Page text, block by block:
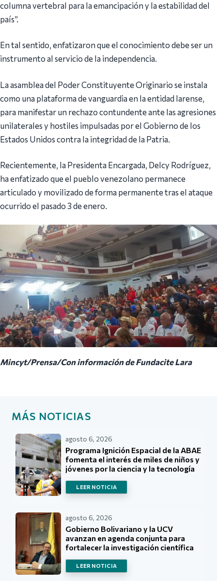
columna vertebral para la emancipación y la estabilidad del
país”.
En tal sentido, enfatizaron que el conocimiento debe ser un
instrumento al servicio de la independencia.
La asamblea del Poder Constituyente Originario se instala
como una plataforma de vanguardia en la entidad larense,
para manifestar un rechazo contundente ante las agresiones
unilaterales y hostiles impulsadas por el Gobierno de los
Estados Unidos contra la integridad de la Patria.
Recientemente, la Presidenta Encargada, Delcy Rodríguez,
ha enfatizado que el pueblo venezolano permanece
articulado y movilizado de forma permanente tras el ataque
ocurrido el pasado 3 de enero.
Mincyt/Prensa/Con información de Fundacite Lara
MÁS NOTICIAS
agosto 6, 2026
Programa Ignición Espacial de la ABAE
fomenta el interés de miles de niños y
jóvenes por la ciencia y la tecnología
LEER NOTICIA
agosto 6, 2026
Gobierno Bolivariano y la UCV
avanzan en agenda conjunta para
fortalecer la investigación científica
LEER NOTICIA